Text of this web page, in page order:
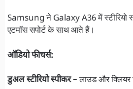
Samsung ने Galaxy A36 में स्टीरियो
एटमॉस सपोर्ट के साथ आते हैं।
ऑडियो फीचर्स:
डुअल स्टीरियो स्पीकर –लाउड और क्लियर